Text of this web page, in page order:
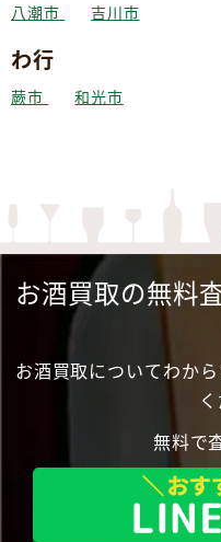
八潮市 吉川市
わ行
蕨市 和光市
お酒買取の無料
お酒買取についてわか
無料で